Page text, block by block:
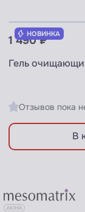
НОВИНКА
1 490 ₽
Гель
Отзывов пока
В